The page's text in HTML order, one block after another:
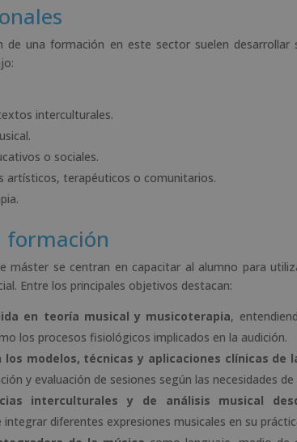
de una formación en este sector suelen desarrollar
interculturales.
o sociales.
artísticos, terapéuticos o comunitarios.
formación
máster se centran en capacitar al alumno para
Entre los principales objetivos destacan:
en teoría musical y musicoterapia,
los procesos fisiológicos implicados en la audición.
los modelos, técnicas y aplicaciones clínicas de
y evaluación de sesiones según las necesidades
interculturales y de análisis musical
diferentes expresiones musicales en su